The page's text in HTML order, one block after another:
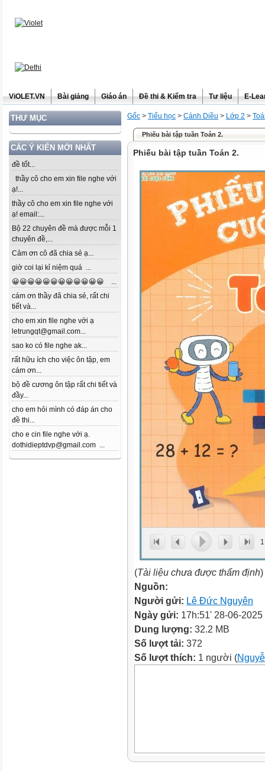
ViOLET.VN Bài giảng Giáo án Đề thi & Kiểm tra Tư liệu E-
THƯ MỤC
CÁC Ý KIẾN MỚI NHẤT
đề tốt...
thầy cô cho em xin file nghe với
ạ!...
thầy cô cho em xin file nghe với
ạ! email:...
Bộ 22 chuyên đề mà được mỗi 1
chuyên đề,...
Cảm ơn cô đã chia sẻ ạ...
giờ coi lại kỉ niệm quá ...
😀😀😀😀😀😀😀😀😀😀😀😀 ...
cám ơn thầy đã chia sẻ, rất chi
tiết và...
cho em xin file nghe với ạ
letrungqt@gmail.com...
sao ko có file nghe ak...
rất hữu ích cho việc ôn tập, em
cám ơn...
bộ đề cương ôn tập rất chi tiết và
đầy...
cho em hỏi mình có đáp án cho
đề thi...
cho e cin file nghe với ạ.
dothidieptdvp@gmail.com ...
Gốc > Tiểu học > Cánh Diều > Lớp 2 >
Phiếu bài tập tuần Toán 2.
Phiếu bài tập tuần Toán 2.
1
(Tài liệu chưa được thẩm định)
Nguồn:
Người gửi: Lê Đức Nguyên
Ngày gửi: 17h:51' 28-06-2025
Dung lượng: 32.2 MB
Số lượt tải: 372
Số lượt thích: 1 người (